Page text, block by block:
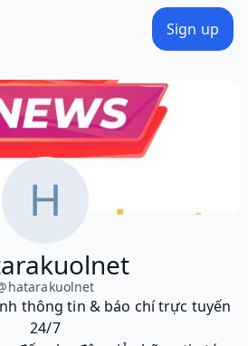
Sign up
hatarakuolnet
thông tin & báo chí trực tuyến
24/7